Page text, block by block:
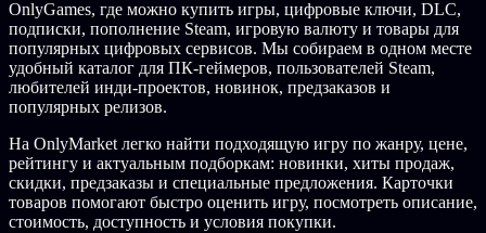
OnlyGames, где можно купить игры, цифровые ключи, DLC,
подписки, пополнение Steam, игровую валюту и товары для
популярных цифровых сервисов. Мы собираем в одном месте
удобный каталог для ПК-геймеров, пользователей Steam,
любителей инди-проектов, новинок, предзаказов и
популярных релизов.
На OnlyMarket легко найти подходящую игру по жанру, цене,
рейтингу и актуальным подборкам: новинки, хиты продаж,
скидки, предзаказы и специальные предложения. Карточки
товаров помогают быстро оценить игру, посмотреть описание,
стоимость, доступность и условия покупки.